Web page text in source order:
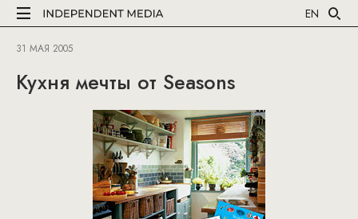
EN
31 МАЯ 2005
Кухня мечты от Seasons